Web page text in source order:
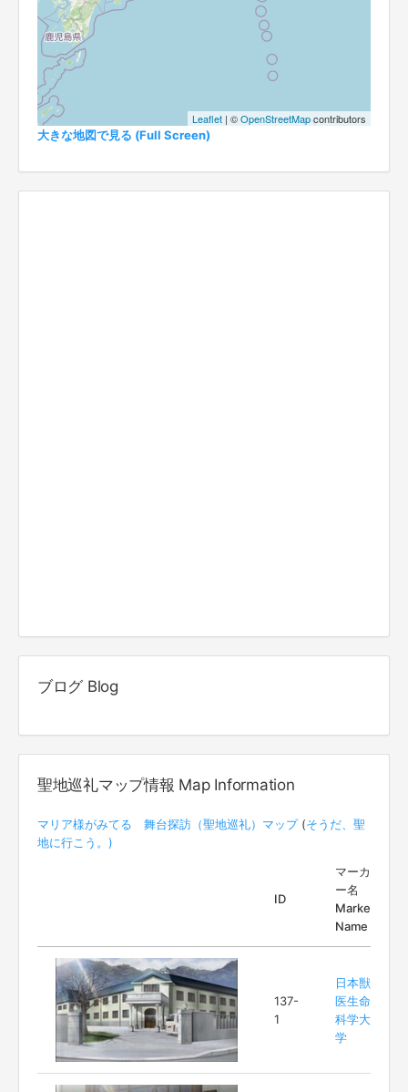
Leaflet | ©OpenStreetMapcontributors
大きな地図で見る (Full Screen)
ブログ Blog
聖地巡礼マップ情報 Map Information
マリア様がみてる 舞台探訪（聖地巡礼）マップ(そうだ、聖
地に行こう。)
ID
マーカ
ー名
Marker
Name
137-
1
日本獣
医生命
科学大
学